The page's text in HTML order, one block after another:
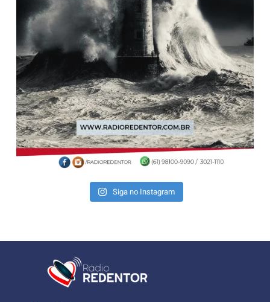
Siga no Instagram